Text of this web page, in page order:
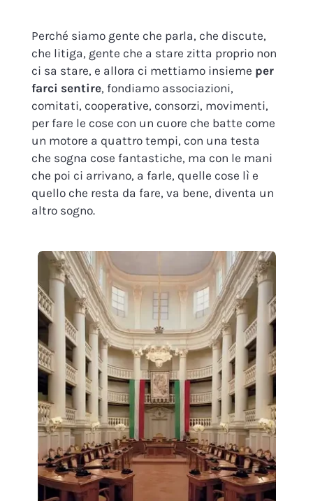
Perché siamo gente che parla, che discute,
che litiga, gente che a stare zitta proprio non
ci sa stare, e allora ci mettiamo insieme per
farci sentire, fondiamo associazioni,
comitati, cooperative, consorzi, movimenti,
per fare le cose con un cuore che batte come
un motore a quattro tempi, con una testa
che sogna cose fantastiche, ma con le mani
che poi ci arrivano, a farle, quelle cose lì e
quello che resta da fare, va bene, diventa un
altro sogno.